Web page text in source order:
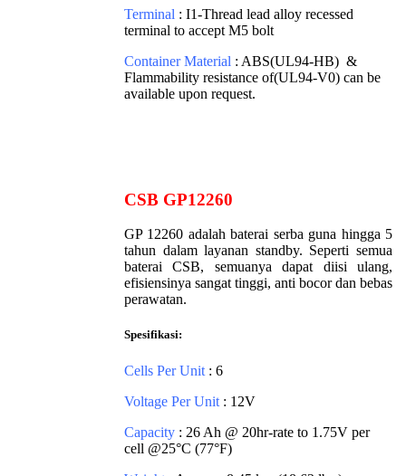
Terminal : I1-Thread lead alloy recessed
terminal to accept M5 bolt
Container Material : ABS(UL94-HB) &
Flammability resistance of(UL94-V0) can be
available upon request.
CSB GP12260
GP 12260 adalah baterai serba guna hingga 5
tahun dalam layanan standby. Seperti semua
baterai CSB, semuanya dapat diisi ulang,
efisiensinya sangat tinggi, anti bocor dan bebas
perawatan.
Spesifikasi:
Cells Per Unit : 6
Voltage Per Unit : 12V
Capacity : 26 Ah @ 20hr-rate to 1.75V per
cell @25°C (77°F)